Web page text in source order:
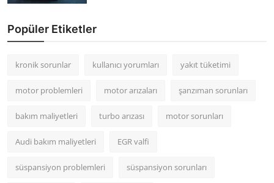
Popüler Etiketler
kronik sorunlar kullanıcı yorumları yakıt tüketimi
motor problemleri motor arızaları şanzıman sorunları
bakım maliyetleri turbo arızası motor sorunları
Audi bakım maliyetleri EGR valfi
süspansiyon problemleri süspansiyon sorunları